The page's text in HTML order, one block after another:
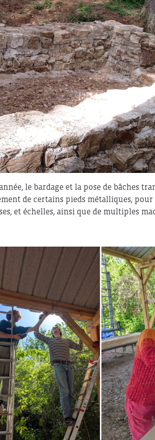
le bardage et la pose de bâches
de certains pieds métalliques, pour
et échelles, ainsi que de multiples